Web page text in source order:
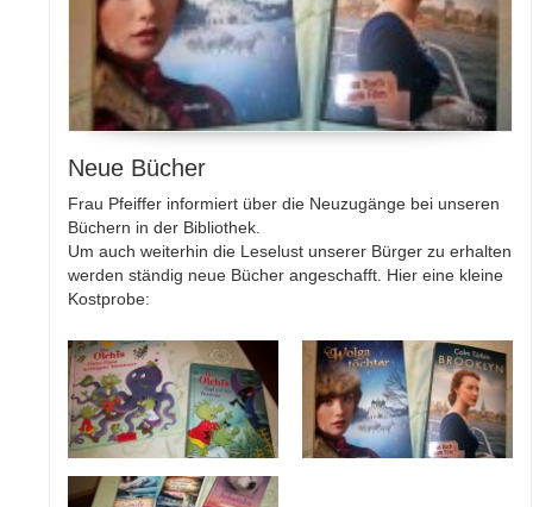
Neue Bücher
Frau Pfeiffer informiert über die Neuzugänge bei unseren
Büchern in der Bibliothek.
Um auch weiterhin die Leselust unserer Bürger zu erhalten
werden ständig neue Bücher angeschafft. Hier eine kleine
Kostprobe: